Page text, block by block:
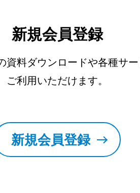
新規会員登録
資料ダウンロードや各種サ
ご利用いただけます。
新規会員登録